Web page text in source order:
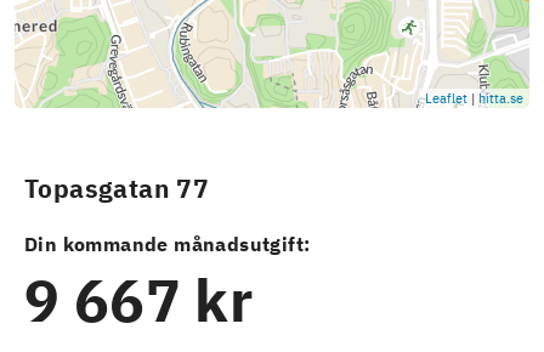
Leaflet | hitta.se
Topasgatan 77
Din kommande månadsutgift:
9 667 kr